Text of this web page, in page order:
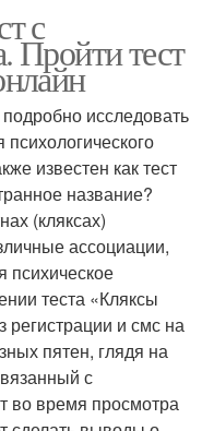
с
Пройти тест
исследовать
известен как тест
название?
(кляксах)
ассоциации,
психическое
теста «Кляксы
и смс на
пятен, глядя на
с
во время просмотра